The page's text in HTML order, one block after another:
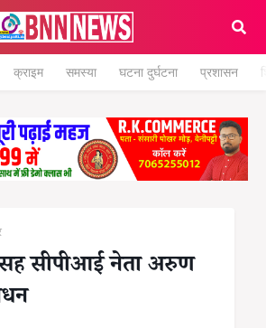
क्राइम समस्या घटना दुर्घटना प्रशासन
सीपीआई नेता अरुण